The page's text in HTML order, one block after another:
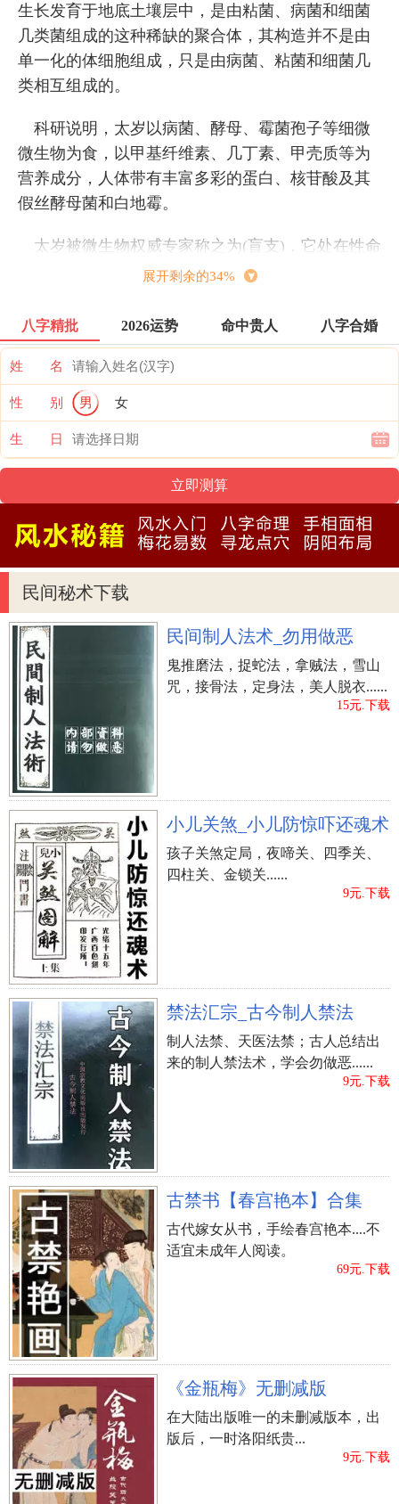
生长发育于地底土壤层中，是由粘菌、病菌和细菌
几类菌组成的这种稀缺的聚合体，其构造并不是由
单一化的体细胞组成，只是由病菌、粘菌和细菌几
类相互组成的。
科研说明，太岁以病菌、酵母、霉菌孢子等细微
微生物为食，以甲基纤维素、几丁素、甲壳质等为
营养成分，人体带有丰富多彩的蛋白、核苷酸及其
假丝酵母菌和白地霉。
太岁被微生物权威专家称之为(盲支)，它处在性命
演变的1个岔路口边。往左会发展趋势到生物界，向
菇虫草相同的真菌类，为大自然中非绿色植物、非
小动物和非食用菌的第四类性命方式，是至今发觉
的最历史悠久的古生物活物标本采集，是人们和任
何动物与植物的先祖。
太岁的活力和适应能力极强，身体带有高宽比抗
腐烂化学物质，另外还带有丰富多彩的增强免疫力
的化学物质，在医疗保健品层面具备很高的开发设
计使用价值，是滋补品中的珍上品。
结语：《神农本草经》中记述，太岁可食，可当
药，而《神农本草经》则觉得其无毒性、补中、益
肾气、增智慧型，治胸藏结，久服益身青春不老)；
道教葛洪在《抱朴子》中则得出了吃法：诸芝捣
末，或化水服。而当代青睐太岁的仁的意思觉得，
它有抗癌、延缓衰老和增强免疫力的滋补养生作
用。
格局风水
环风水 风水大师咨询
过年拜风水山
上一篇：购房中最避讳的三角形的楼房风水
展开剩余的34%
八字精批 2026运势 命中贵人 八字合婚
姓 名
性 别 男 女
生 日
民间秘术下载
民间制人法术_勿用做恶
鬼推磨法，捉蛇法，拿贼法，雪山
咒，接骨法，定身法，美人脱衣......
15元.下载
小儿关煞_小儿防惊吓还魂术
孩子关煞定局，夜啼关、四季关、
四柱关、金锁关......
9元.下载
禁法汇宗_古今制人禁法
制人法禁、天医法禁；古人总结出
来的制人禁法术，学会勿做恶......
9元.下载
古禁书【春宫艳本】合集
古代嫁女从书，手绘春宫艳本....不
适宜未成年人阅读。
69元.下载
《金瓶梅》无删减版
在大陆出版唯一的未删减版本，出
版后，一时洛阳纸贵...
9元.下载